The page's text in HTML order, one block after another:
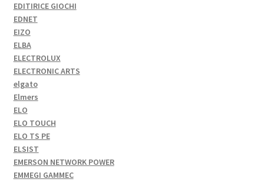
EDITIRICE GIOCHI
EDNET
EIZO
ELBA
ELECTROLUX
ELECTRONIC ARTS
elgato
Elmers
ELO
ELO TOUCH
ELO TS PE
ELSIST
EMERSON NETWORK POWER
EMMEGI GAMMEC